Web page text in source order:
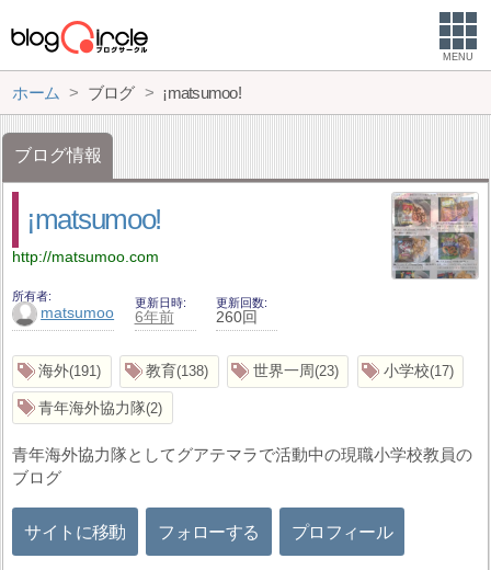
MENU
ホーム ブログ ¡matsumoo!
ブログ情報
¡matsumoo!
http://matsumoo.com
所有者
matsumoo
更新日時
6年前
更新回数
260回
海外 191 教育 138 世界一周 23 小学校 17
青年海外協力隊 2
青年海外協力隊としてグアテマラで活動中の現職小学校教員の
ブログ
サイトに移動 フォローする プロフィール